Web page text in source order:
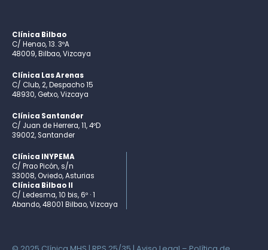
Clínica Bilbao
C/ Henao, 13. 3ºA
48009, Bilbao, Vizcaya
Clínica Las Arenas
C/ Club, 2, Despacho 15
48930, Getxo, Vizcaya
Clínica Santander
C/ Juan de Herrera, 11, 4ºD
39002, Santander
Clínica INYPEMA
C/ Prao Picón, s/n
33008, Oviedo, Asturias
Clínica Bilbao II
C/ Ledesma, 10 bis, 6º · 1
Abando, 48001 Bilbao, Vizcaya